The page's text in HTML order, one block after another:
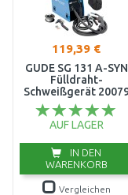
119,39 €
GÜDE SG 131 A-SYN
Fülldraht-
Schweißgerät
AUF LAGER
IN DEN
WARENKORB
Vergleichen